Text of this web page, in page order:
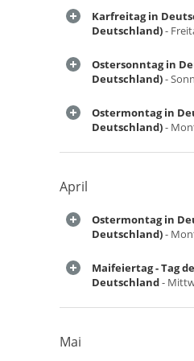
Karfreitag in
Deutschland)-
Ostersonntag in
Deutschland)-
Ostermontag in
Deutschland)-
April
Ostermontag in
Deutschland)-
Maifeiertag - Tag
Deutschland-
Mai